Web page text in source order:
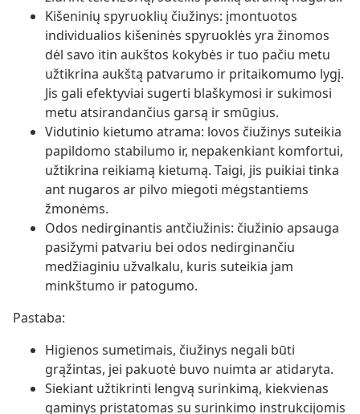
Kišeninių spyruoklių čiužinys: įmontuotos
individualios kišeninės spyruoklės yra žinomos
dėl savo itin aukštos kokybės ir tuo pačiu metu
užtikrina aukštą patvarumo ir pritaikomumo lygį.
Jis gali efektyviai sugerti blaškymosi ir sukimosi
metu atsirandančius garsą ir smūgius.
Vidutinio kietumo atrama: lovos čiužinys suteikia
papildomo stabilumo ir, nepakenkiant komfortui,
užtikrina reikiamą kietumą. Taigi, jis puikiai tinka
ant nugaros ar pilvo miegoti mėgstantiems
žmonėms.
Odos nedirginantis antčiužinis: čiužinio apsauga
pasižymi patvariu bei odos nedirginančiu
medžiaginiu užvalkalu, kuris suteikia jam
minkštumo ir patogumo.
Pastaba:
Higienos sumetimais, čiužinys negali būti
grąžintas, jei pakuotė buvo nuimta ar atidaryta.
Siekiant užtikrinti lengvą surinkimą, kiekvienas
gaminys pristatomas su surinkimo instrukcijomis